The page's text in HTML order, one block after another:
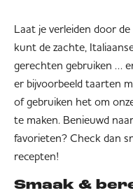
Laat je verleiden door
kunt de zachte,
gerechten gebruiken …
er bijvoorbeeld taarten
of gebruiken het om
te maken. Benieuwd
favorieten? Check dan
recepten!
Smaak &